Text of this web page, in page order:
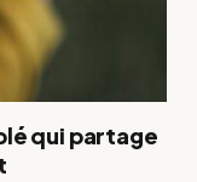
qui partage